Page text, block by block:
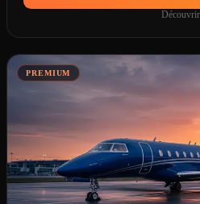
Découvrir
PREMIUM